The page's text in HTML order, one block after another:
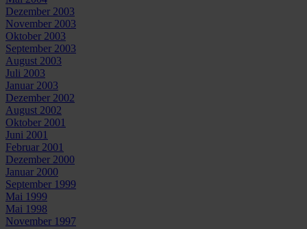
Dezember 2003
November 2003
Oktober 2003
September 2003
August 2003
Juli 2003
Januar 2003
Dezember 2002
August 2002
Oktober 2001
Juni 2001
Februar 2001
Dezember 2000
Januar 2000
September 1999
Mai 1999
Mai 1998
November 1997